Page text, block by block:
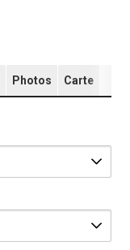
Photos Carte